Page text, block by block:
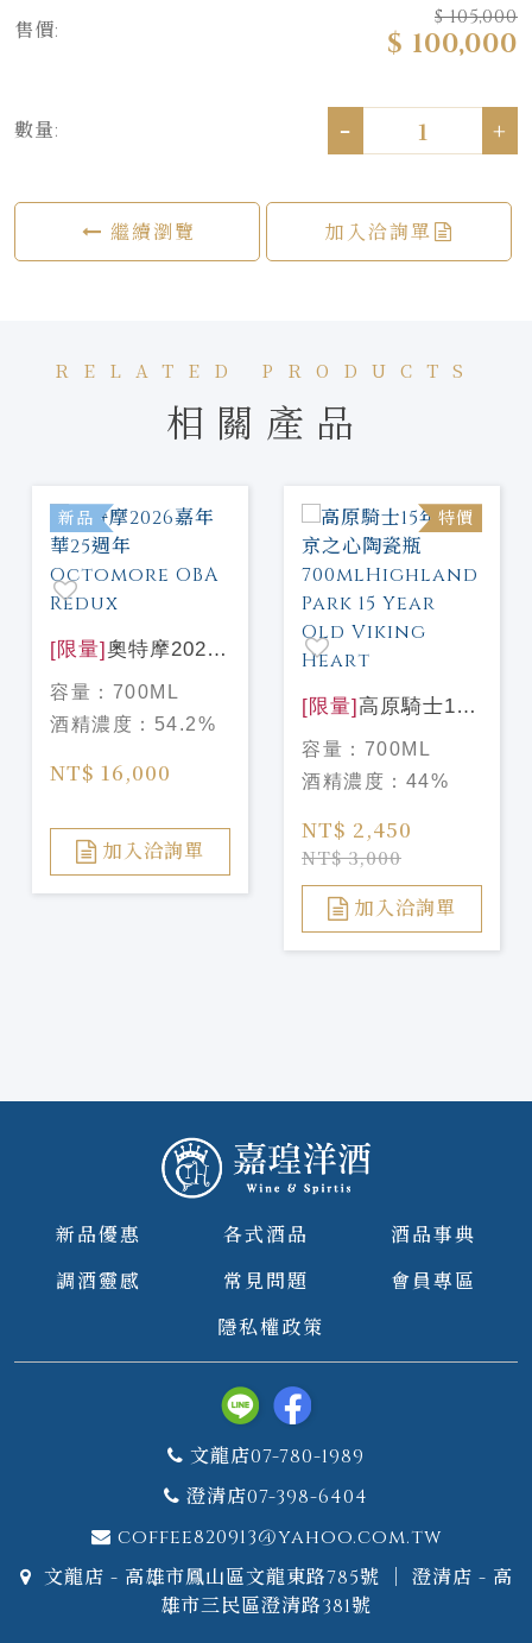
售價:
$ 105,000
$ 100,000
數量: - +
繼續瀏覽 加入洽詢單
RELATED PRODUCTS
相關產品
新品
[限量] 奧特摩2026
嘉年華25週年
Octomore OBA
Redux
容量： 700ML
酒精濃度： 54.2%
NT$ 16,000
加入洽詢單
特價
[限量] 高原騎士15
年 維京之心陶瓷瓶
700mlHighland
Park 15 Year Old
Viking Heart
容量： 700ML
酒精濃度： 44%
NT$ 2,450
NT$ 3,000
加入洽詢單
新品優惠 各式酒品
酒品事典
調酒靈感
常見問題
會員專區
隱私權政策
文龍店07-780-1989
澄清店07-398-6404
coffee820913@yahoo.com.tw
文龍店 - 高雄市鳳山區文龍東路785號 ｜ 澄清店 - 高
雄市三民區澄清路381號